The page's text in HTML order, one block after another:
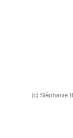
(c) Stéphanie